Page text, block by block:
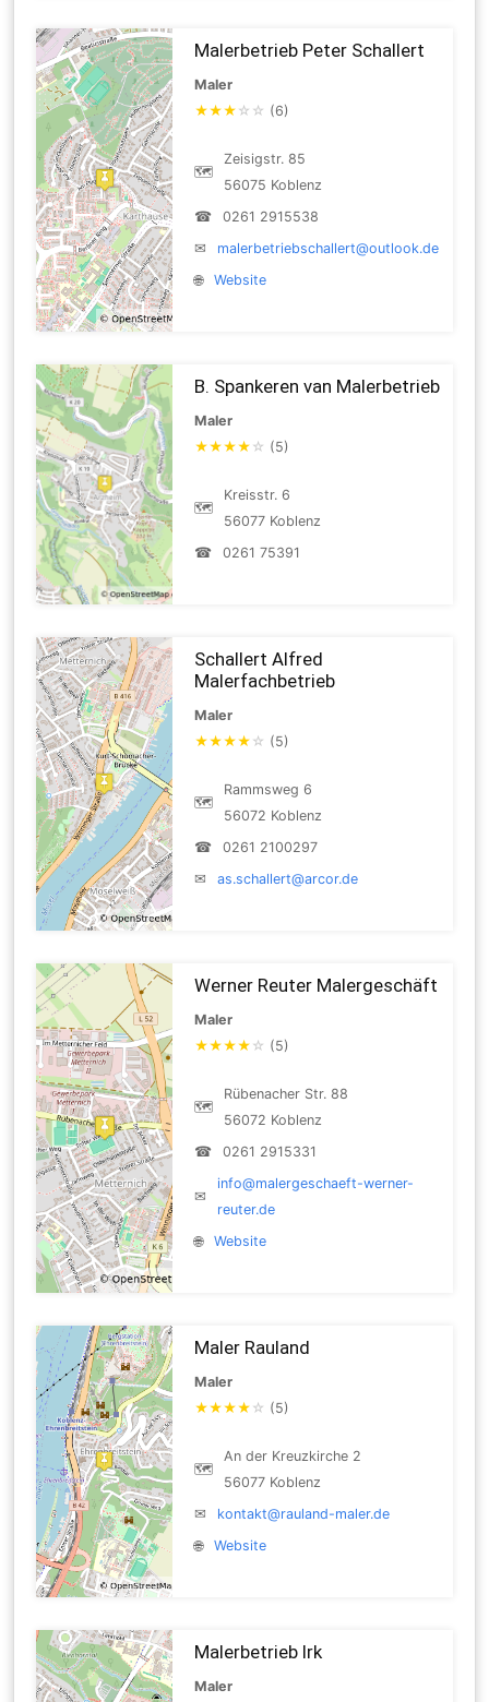
Malerbetrieb Peter Schallert
Maler
★★★ ☆ ☆ (6)
🗺
Zeisigstr. 85
56075 Koblenz
☎
0261 2915538
✉
malerbetriebschallert@outlook.de
🌐
Website
B. Spankeren van Malerbetrieb
Maler
★★★★ ☆ (5)
🗺
Kreisstr. 6
56077 Koblenz
☎
0261 75391
Schallert Alfred
Malerfachbetrieb
Maler
★★★★ ☆ (5)
🗺
Rammsweg 6
56072 Koblenz
☎
0261 2100297
✉
as.schallert@arcor.de
Werner Reuter Malergeschäft
Maler
★★★★ ☆ (5)
🗺
Rübenacher Str. 88
56072 Koblenz
☎
0261 2915331
✉
info@malergeschaeft-werner-
reuter.de
🌐
Website
Maler Rauland
Maler
★★★★ ☆ (5)
🗺
An der Kreuzkirche 2
56077 Koblenz
✉
kontakt@rauland-maler.de
🌐
Website
Malerbetrieb Irk
Maler